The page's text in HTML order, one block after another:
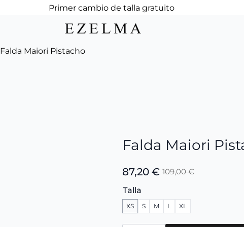
Primer cambio de talla gratuito
Falda Maiori Pistacho
Falda Maiori
109,00€
El
precio
original
era:
87,20 €
El
precio
actual
es:
Talla
XS S M L XL